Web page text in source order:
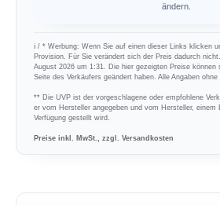
ändern.
ℹ︎ / * Werbung: Wenn Sie auf einen dieser Links klicken
Provision. Für Sie verändert sich der Preis dadurch
August 2026 um 1:31. Die hier gezeigten Preise
Seite des Verkäufers geändert haben. Alle Angaben ohne
** Die UVP ist der vorgeschlagene oder empfohlene
er vom Hersteller angegeben und vom Hersteller, einem
Verfügung gestellt wird.
Preise inkl. MwSt., zzgl. Versandkosten